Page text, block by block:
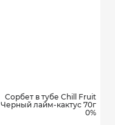
Сорбет в тубе Chill Fruit
Черный лайм-кактус 70г
0%